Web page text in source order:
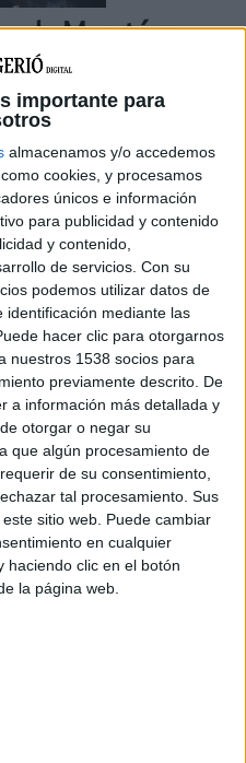
importante para
almacenamos y/o accedemos
cookies, y procesamos
únicos e información
para publicidad y contenido
y contenido,
de servicios. Con su
podemos utilizar datos de
identificación mediante las
hacer clic para otorgarnos
nuestros 1538 socios para
previamente descrito. De
a información más detallada y
otorgar o negar su
que algún procesamiento de
de su consentimiento,
tal procesamiento. Sus
sitio web. Puede cambiar
en cualquier
haciendo clic en el botón
la página web.
a la Marató una
signada per ell
per Catalunya, Carles
diumenge des de
enguany dedicada a la
Notícia
es bolquen
en els centenars d'actes
Girona per la Marató de TV3
infeccioses. ...